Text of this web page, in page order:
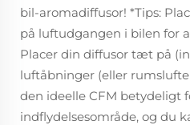
bil-aromadiffusor! *Tips:
på luftudgangen i bilen for
Placer din diffusor tæt på
luftåbninger (eller
den ideelle CFM betydeligt
indflydelsesområde, og du